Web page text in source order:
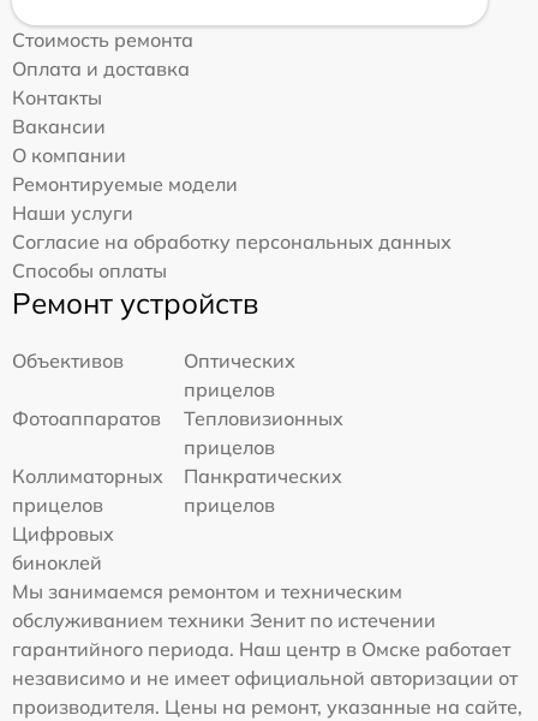
Стоимость ремонта
Оплата и доставка
Контакты
Вакансии
О компании
Ремонтируемые модели
Наши услуги
Согласие на обработку персональных данных
Способы оплаты
Ремонт устройств
Объективов
Оптических
прицелов
Фотоаппаратов
Тепловизионных
прицелов
Коллиматорных
прицелов
Панкратических
прицелов
Цифровых
биноклей
Мы занимаемся ремонтом и техническим
обслуживанием техники Зенит по истечении
гарантийного периода. Наш центр в Омске работает
независимо и не имеет официальной авторизации от
производителя. Цены на ремонт, указанные на сайте,